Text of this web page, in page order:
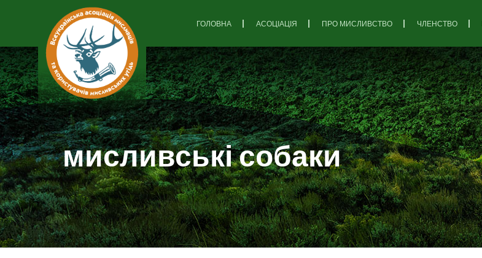
ГОЛОВНА АСОЦІАЦІЯ ПРО МИСЛИВСТВО ЧЛЕНСТВО
мисливські собаки